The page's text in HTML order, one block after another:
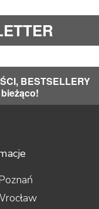
BESTSELLERY